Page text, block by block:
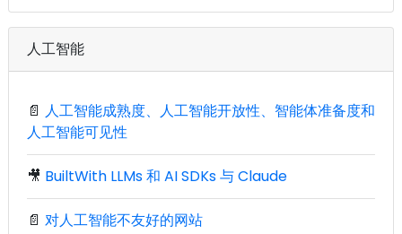
人工智能
📄 人工智能成熟度、人工智能开放性、智能体准备度和
人工智能可见性
🎥 BuiltWith LLMs 和 AI SDKs 与 Claude
📄 对人工智能不友好的网站